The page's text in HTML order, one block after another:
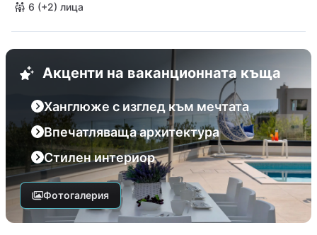
6 (+2) лица
Акценти на ваканционната къща
Ханглюже с изглед към мечтата
Впечатляваща архитектура
Стилен интериор
Фотогалерия